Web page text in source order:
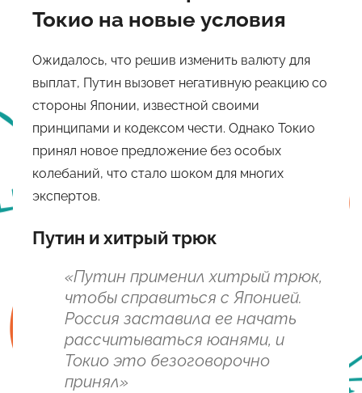
Токио на новые условия
Ожидалось, что решив изменить валюту для
выплат, Путин вызовет негативную реакцию со
стороны Японии, известной своими
принципами и кодексом чести. Однако Токио
принял новое предложение без особых
колебаний, что стало шоком для многих
экспертов.
Путин и хитрый трюк
«Путин применил хитрый трюк,
чтобы справиться с Японией.
Россия заставила ее начать
рассчитываться юанями, и
Токио это безоговорочно
принял»